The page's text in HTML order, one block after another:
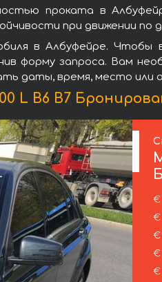
проката в
при движении по
в Албуфейре.
форму запроса. Вам
даты, время, место или
L B6 B7
€
€
€
€
€